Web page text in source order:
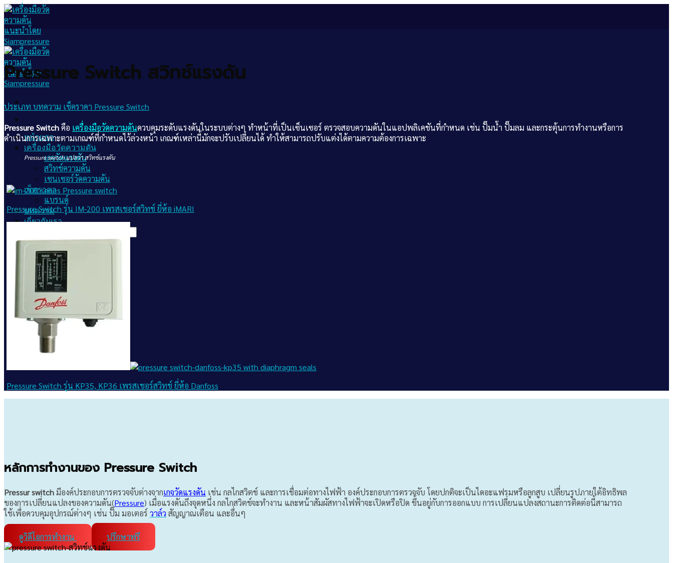
Skip
to
content
หน้าแรก
เครื่องมือวัดความดัน
เกจวัดแรงดัน
สวิทช์ความดัน
เซนเซอร์วัดความดัน
เช็คราคา
แบรนด์
บทความ
เกี่ยวกับเรา
for:
แอดไลน์ขอราคา
แอดไลน์ขอราคา
Pressure Switch สวิทช์แรงดัน
ประเภท บทความ เช็คราคา Pressure Switch
Pressure Switchคือ เครื่องมือวัดความดันควบคุมระดับแรงดันในระบบต่างๆ ทำหน้าที่เป็นเซ็นเซอร์ ตรวจสอบความดันในแอปพลิเคชันที่กำหนด เช่น ปั๊มน้ำ ปั๊มลม และกระตุ้นการทำงานหรือการ
ดำเนินการเฉพาะตามเกณฑ์ที่กำหนดไว้ล่วงหน้า เกณฑ์เหล่านี้มักจะปรับเปลี่ยนได้ ทำให้สามารถปรับแต่งได้ตามความต้องการเฉพาะ
Pressure switch แปลว่า สวิทช์แรงดัน
Pressure Switch รุ่น IM-200 เพรสเชอร์สวิทช์ ยี่ห้อ iMARI
Pressure Switch รุ่น KP35, KP36 เพรสเชอร์สวิทช์ ยี่ห้อ Danfoss
หลักการทำงานของ Pressure Switch
Pressur switchมีองค์ประกอบการตรวจจับต่างจากเกจวัดแรงดัน เช่น กลไกสวิตช์ และการเชื่อมต่อทางไฟฟ้า องค์ประกอบการตรวจจับ โดยปกติจะเป็นไดอะแฟรมหรือลูกสูบ เปลี่ยนรูปภายใต้อิทธิพล
ของการเปลี่ยนแปลงของความดัน(Pressure) เมื่อแรงดันถึงจุดหนึ่ง กลไกสวิตช์จะทำงาน และหน้าสัมผัสทางไฟฟ้าจะเปิดหรือปิด ขึ้นอยู่กับการออกแบบ การเปลี่ยนแปลงสถานะการติดต่อนี้สามารถ
ใช้เพื่อควบคุมอุปกรณ์ต่างๆ เช่น ปั๊ม มอเตอร์ วาล์ว สัญญาณเตือน และอื่นๆ
ดูวิดีโอการทำงาน ปรึกษาฟรี